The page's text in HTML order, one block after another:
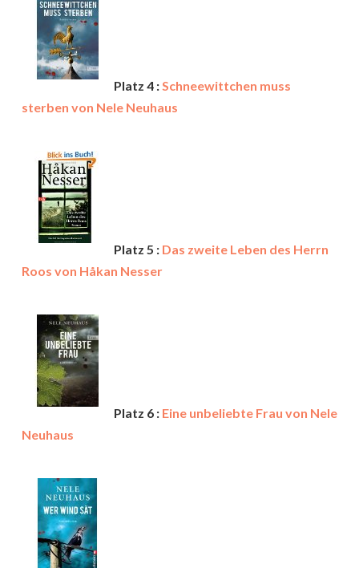
Platz 4 :Schneewittchen muss
sterben von Nele Neuhaus
Platz 5 : Das zweite Leben des Herrn
Roos von Håkan Nesser
Platz 6 : Eine unbeliebte Frau von Nele
Neuhaus